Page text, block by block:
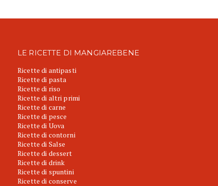
LE RICETTE DI MANGIAREBENE
Ricette di antipasti
Ricette di pasta
Ricette di riso
Ricette di altri primi
Ricette di carne
Ricette di pesce
Ricette di Uova
Ricette di contorni
Ricette di Salse
Ricette di dessert
Ricette di drink
Ricette di spuntini
Ricette di conserve